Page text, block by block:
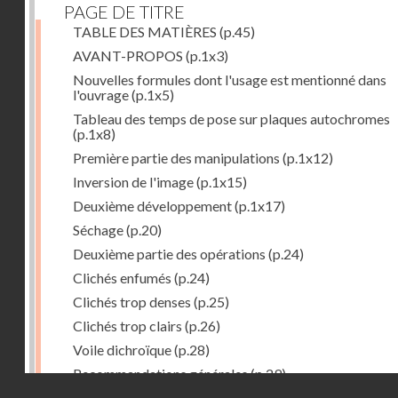
PAGE DE TITRE
TABLE DES MATIÈRES (p.45)
AVANT-PROPOS (p.1x3)
Nouvelles formules dont l'usage est mentionné dans
l'ouvrage(p.1x5)
Tableau des temps de pose sur plaques autochromes
(p.1x8)
Première partie des manipulations (p.1x12)
Inversion de l'image(p.1x15)
Deuxième développement(p.1x17)
Séchage(p.20)
Deuxième partie des opérations (p.24)
Clichés enfumés (p.24)
Clichés trop denses (p.25)
Clichés trop clairs (p.26)
Voile dichroïque(p.28)
Recommandations générales(p.29)